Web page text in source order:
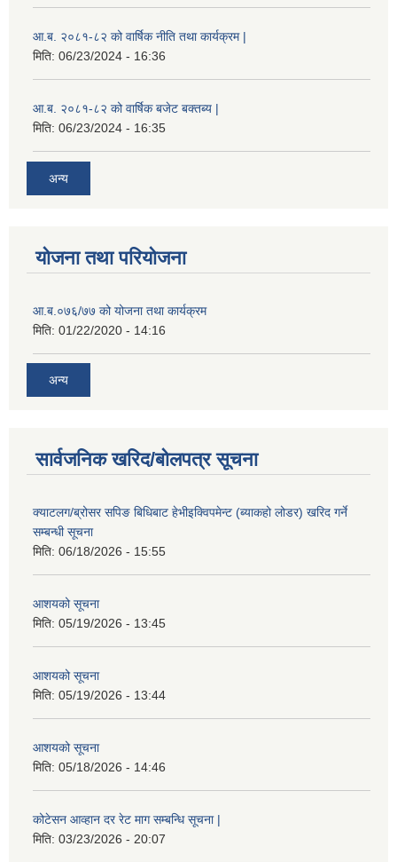
आ.ब. २०८१-८२ को वार्षिक नीति तथा कार्यक्रम |
मिति: 06/23/2024 - 16:36
आ.ब. २०८१-८२ को वार्षिक बजेट बक्तब्य |
मिति: 06/23/2024 - 16:35
अन्य
योजना तथा परियोजना
आ.ब.०७६/७७ को योजना तथा कार्यक्रम
मिति: 01/22/2020 - 14:16
अन्य
सार्वजनिक खरिद/बोलपत्र सूचना
क्याटलग/ब्रोसर सपिङ बिधिबाट हेभीइक्विपमेन्ट (ब्याकहो लोडर) खरिद गर्ने
सम्बन्धी सूचना
मिति: 06/18/2026 - 15:55
आशयको सूचना
मिति: 05/19/2026 - 13:45
आशयको सूचना
मिति: 05/19/2026 - 13:44
आशयको सूचना
मिति: 05/18/2026 - 14:46
कोटेसन आव्हान दर रेट माग सम्बन्धि सूचना |
मिति: 03/23/2026 - 20:07